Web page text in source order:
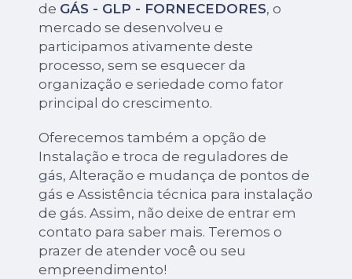
de GÁS - GLP - FORNECEDORES, o
mercado se desenvolveu e
participamos ativamente deste
processo, sem se esquecer da
organização e seriedade como fator
principal do crescimento.
Oferecemos também a opção de
Instalação e troca de reguladores de
gás, Alteração e mudança de pontos de
gás e Assistência técnica para instalação
de gás. Assim, não deixe de entrar em
contato para saber mais. Teremos o
prazer de atender você ou seu
empreendimento!